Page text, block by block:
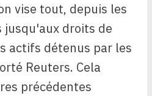
vise tout, depuis les
droits de
actifs détenus par les
Reuters. Cela
précédentes